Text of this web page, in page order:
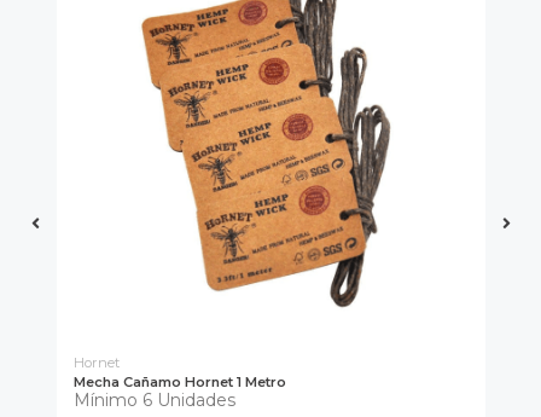
Hornet
Mecha Cañamo Hornet 1 Metro
Mínimo 6 Unidades